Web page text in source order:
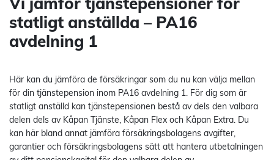
statligt anställda – PA16
avdelning 1
Här kan du jämföra de försäkringar som du nu kan välja mellan
för din tjänstepension inom PA16 avdelning 1. För dig som är
statligt anställd kan tjänstepensionen bestå av dels den valbara
delen dels av Kåpan Tjänste, Kåpan Flex och Kåpan Extra. Du
kan här bland annat jämföra försäkringsbolagens avgifter,
garantier och försäkringsbolagens sätt att hantera utbetalningen